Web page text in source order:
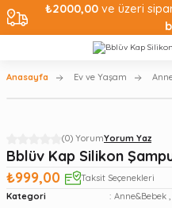
₺2000,00ve üzeri
Anasayfa Ev ve Yaşam
(0) YorumYorum Yaz
Bblüv Kap Silikon
₺999,00
Taksit Seçenekleri
Kategori Anne&Bebek ,